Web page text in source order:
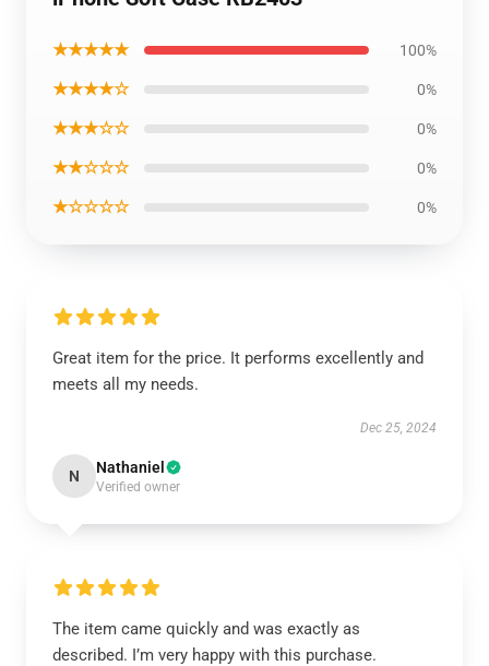
★★★★★ 100%
★★★★☆ 0%
★★★☆☆ 0%
★★☆☆☆ 0%
★☆☆☆☆ 0%
Great item for the price. It performs excellently and
meets all my needs.
Dec 25, 2024
N Nathaniel
Verified owner
The item came quickly and was exactly as
described. I’m very happy with this purchase.